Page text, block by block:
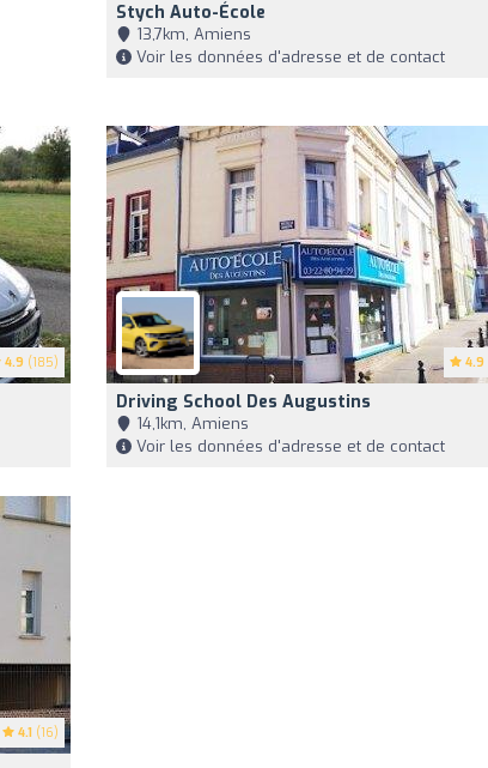
Stych Auto-École
13,7km, Amiens
Voir les données d'adresse et de contact
4.9 (185) 4.9
Driving School Des Augustins
14,1km, Amiens
Voir les données d'adresse et de contact
4.1 (16)